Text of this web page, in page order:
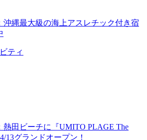
沖縄最大級の海上アスレチック付き宿
ティ
熱田ビーチに『UMITO PLAGE The
13グランドオープン！